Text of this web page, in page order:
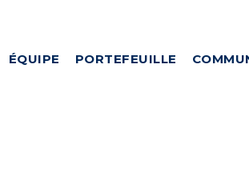
ÉQUIPE PORTEFEUILLE